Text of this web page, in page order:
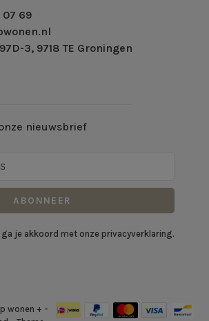
07 69
3, 9718 TE Groningen
nieuwsbrief
ABONNEER
ga je akkoord met onze privacyverklaring.
wonen + -